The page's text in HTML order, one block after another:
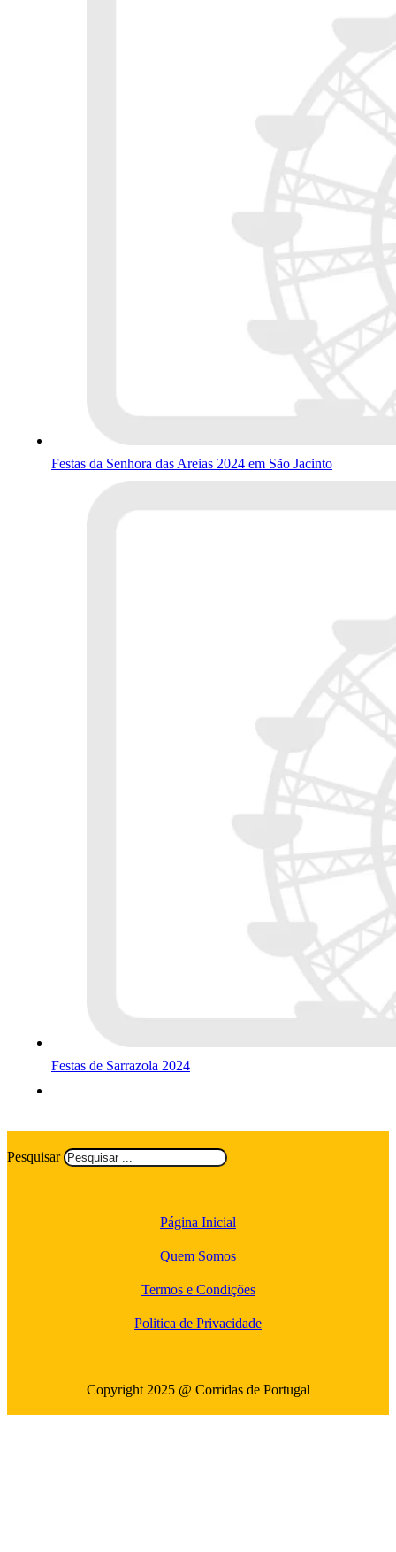
Festas da Senhora das Areias 2024 em São Jacinto
Festas de Sarrazola 2024
Pesquisar
Página Inicial
Quem Somos
Termos e Condições
Politica de Privacidade
Copyright 2025 @ Corridas de Portugal